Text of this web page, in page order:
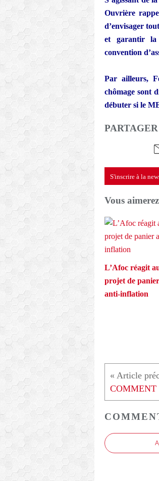
Ouvrière
d’envisager
et garantir la
convention
Par ailleurs,
chômage sont
débuter si le
S'inscrire à la
Vous
L’Afoc réagit
projet de panier
anti-inflation